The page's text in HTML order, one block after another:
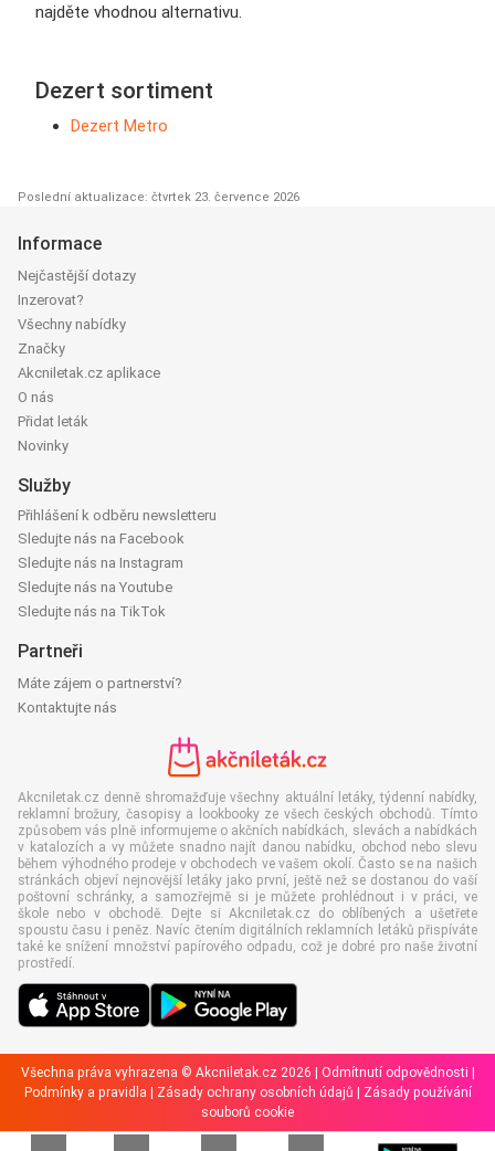
najděte vhodnou alternativu.
Dezert sortiment
Dezert Metro
Poslední aktualizace: čtvrtek 23. července 2026
Informace
Nejčastější dotazy
Inzerovat?
Všechny nabídky
Značky
Akcniletak.cz aplikace
O nás
Přidat leták
Novinky
Služby
Přihlášení k odběru newsletteru
Sledujte nás na Facebook
Sledujte nás na Instagram
Sledujte nás na Youtube
Sledujte nás na TikTok
Partneři
Máte zájem o partnerství?
Kontaktujte nás
Akcniletak.cz denně shromažďuje všechny aktuální letáky, týdenní nabídky,
reklamní brožury, časopisy a lookbooky ze všech českých obchodů. Tímto
způsobem vás plně informujeme o akčních nabídkách, slevách a nabídkách
v katalozích a vy můžete snadno najít danou nabídku, obchod nebo slevu
během výhodného prodeje v obchodech ve vašem okolí. Často se na našich
stránkách objeví nejnovější letáky jako první, ještě než se dostanou do vaší
poštovní schránky, a samozřejmě si je můžete prohlédnout i v práci, ve
škole nebo v obchodě. Dejte si Akcniletak.cz do oblíbených a ušetřete
spoustu času i peněz. Navíc čtením digitálních reklamních letáků přispíváte
také ke snížení množství papírového odpadu, což je dobré pro naše životní
prostředí.
Všechna práva vyhrazena © Akcniletak.cz 2026 | Odmítnutí odpovědnosti |
Podmínky a pravidla | Zásady ochrany osobních údajů | Zásady používání
souborů cookie